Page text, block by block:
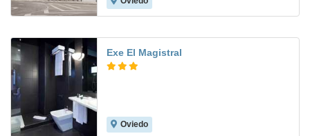
Exe El Magistral
Oviedo